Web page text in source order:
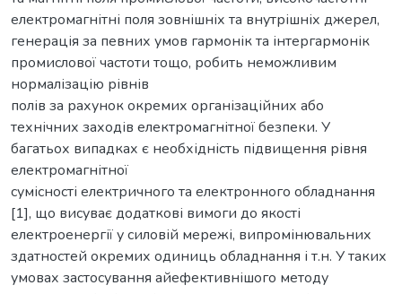
електромагнітні поля зовнішніх та внутрішніх джерел,
генерація за певних умов гармонік та інтергармонік
промислової частоти тощо, робить неможливим
нормалізацію рівнів
полів за рахунок окремих організаційних або
технічних заходів електромагнітної безпеки. У
багатьох випадках є необхідність підвищення рівня
електромагнітної
сумісності електричного та електронного обладнання
[1], що висуває додаткові вимоги до якості
електроенергії у силовій мережі, випромінювальних
здатностей окремих одиниць обладнання і т.н. У таких
умовах застосування айефективнішого методу